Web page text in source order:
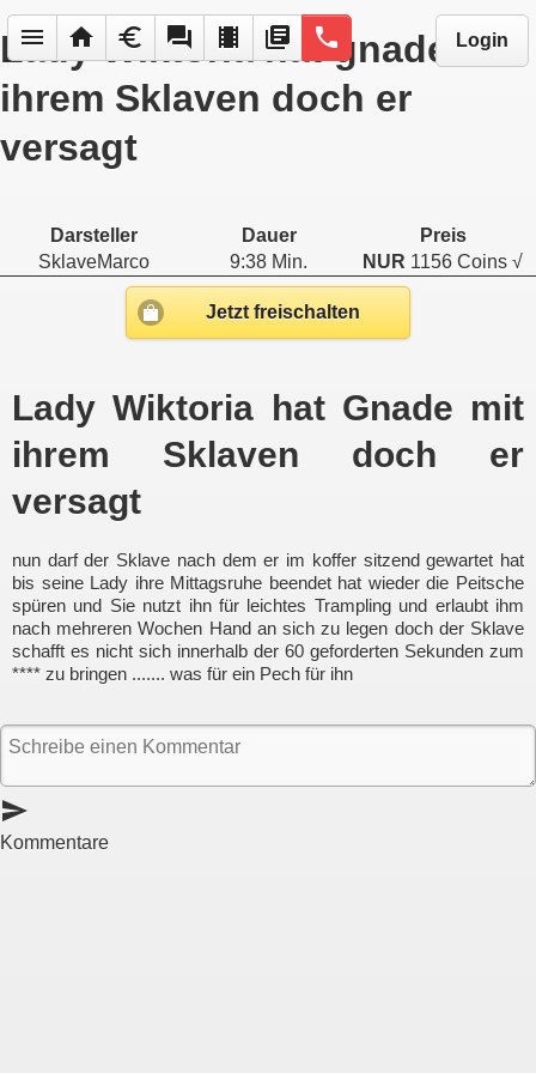
menu home euro forum local_movies library_books phone Login
Lady Wiktoria hat gnade mit
ihrem Sklaven doch er
versagt
Darsteller Dauer
Preis
SklaveMarco
9:38 Min. NUR 1156 Coins √
Jetzt freischalten
Lady Wiktoria hat Gnade mit
ihrem Sklaven doch er
versagt
nun darf der Sklave nach dem er im koffer sitzend gewartet hat
bis seine Lady ihre Mittagsruhe beendet hat wieder die Peitsche
spüren und Sie nutzt ihn für leichtes Trampling und erlaubt ihm
nach mehreren Wochen Hand an sich zu legen doch der Sklave
schafft es nicht sich innerhalb der 60 geforderten Sekunden zum
**** zu bringen ....... was für ein Pech für ihn
send
Kommentare